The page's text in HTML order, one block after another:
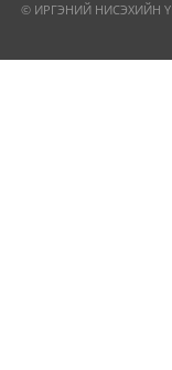
© ИРГЭНИЙ НИСЭХИЙН